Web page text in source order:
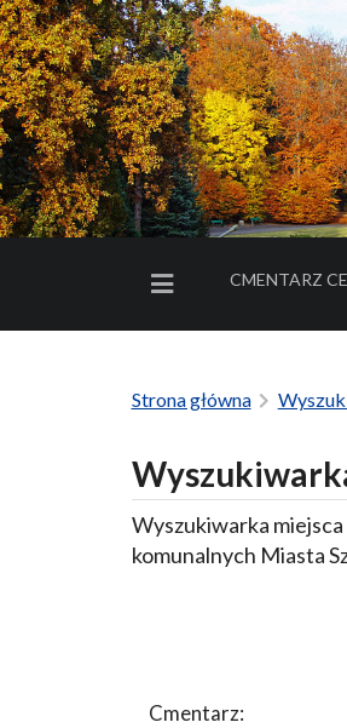
MENU BOCZNE
CMENTARZ
Strona główna
Wyszukiwarka
komunalnych Miasta
Cmentarz: